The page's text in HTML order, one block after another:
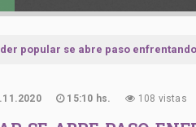
popular se abre paso
15:10 hs. 108 vistas